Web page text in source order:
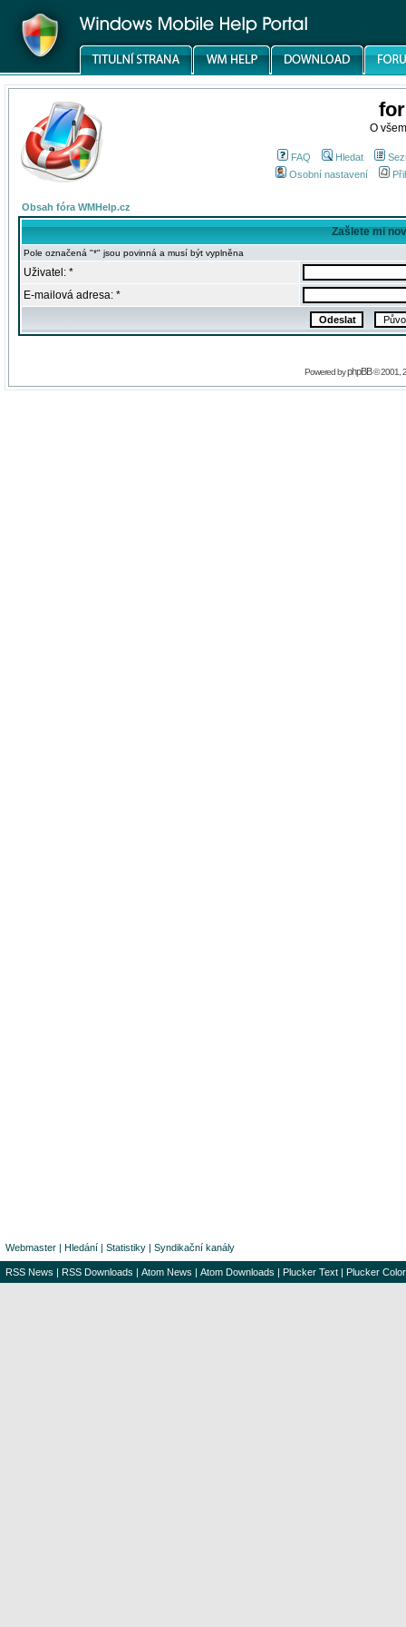
O
FAQ Hledat
Osobní nastavení
Obsah fóra WMHelp.cz
Zašlete mi
Pole označená "*" jsou povinná a musí být vyplněna
Uživatel: *
E-mailová adresa: *
Powered byphpBB© 2001,
Webmaster | Hledání | Statistiky | Syndikační kanály
RSS News | RSS Downloads | Atom News | Atom Downloads | Plucker Text | Plucker Color